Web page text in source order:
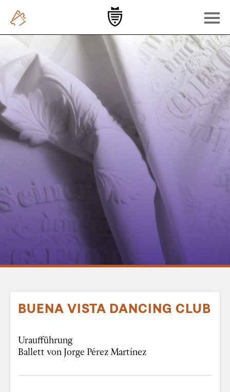
BUENA VISTA DANCING CLUB
Uraufführung
Ballett von Jorge Pérez Martínez